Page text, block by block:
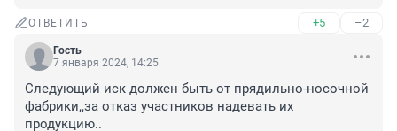
ОТВЕТИТЬ +5 –2
Гость
7 января 2024, 14:25
Следующий иск должен быть от прядильно-носочной
фабрики,,за отказ участников надевать их
продукцию..